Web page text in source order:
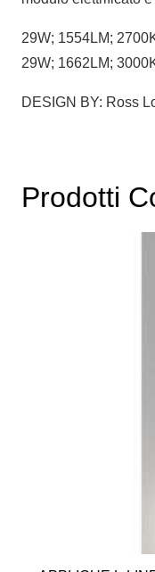
29W; 1554LM;
29W; 1662LM;
DESIGN BY: Ross
Prodotti